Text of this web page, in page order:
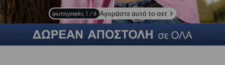
Δες φωτογραφίες από αξιολογήσεις
φωτογραφίες 1 / 6 Αγοράστε αυτό το σετ